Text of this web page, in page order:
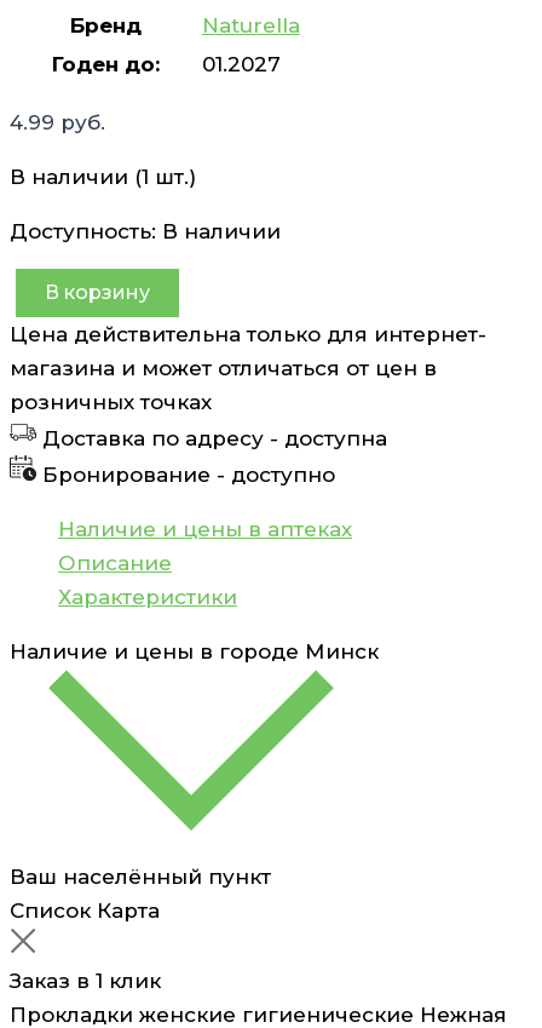
Бренд
Naturella
Годен до:
01.2027
4.99 руб.
В наличии (1 шт.)
Доступность: В наличии
Количество
товара
Прокладки
женские
гигиенические
Нежная
Защита
Нормал
Плюс
8
В корзину
Цена действительна только для интернет-
магазина и может отличаться от цен в
розничных точках
Доставка по адресу - доступна
Бронирование - доступно
Наличие и цены в аптеках
Описание
Характеристики
Наличие и цены в городе Минск
Ваш населённый пункт
Список Карта
Заказ в 1 клик
Прокладки женские гигиенические Нежная